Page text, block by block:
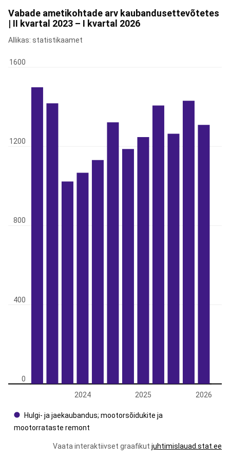
Vabade ametikohtade arv kaubandusettevõtetes
| II kvartal 2023 – I kvartal 2026
Allikas: statistikaamet
2024 2025 2026
0
400
800
1200
1600
Hulgi- ja jaekaubandus; mootorsõidukite ja
mootorrataste remont
Vaata interaktiivset graafikut juhtimislauad.stat.ee